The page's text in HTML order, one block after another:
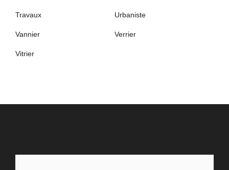
Travaux Urbaniste
Vannier Verrier
Vitrier